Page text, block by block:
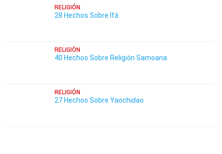
RELIGIÓN
28 Hechos Sobre Ifá
RELIGIÓN
40 Hechos Sobre Religión Samoana
RELIGIÓN
27 Hechos Sobre Yaochidao